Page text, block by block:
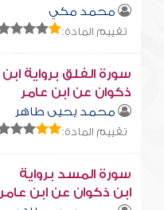
محمد مكي
تقييم المادة:
سورة الفلق برواية ابن
ذكوان عن ابن عامر
محمد يحيى طاهر
تقييم المادة:
سورة المسد برواية
ابن ذكوان عن ابن عامر